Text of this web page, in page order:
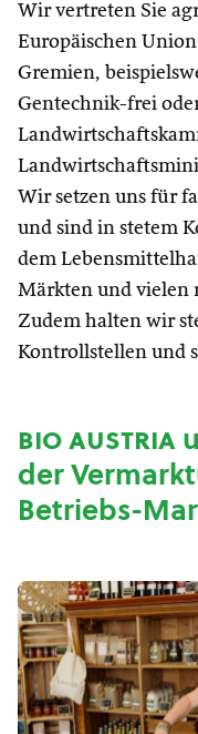
Wir vertreten Sie
Europäischen
Gremien,
Gentechnik-frei
Wir setzen uns für
und sind in stetem
dem
Märkten und vielen
Zudem halten wir
Kontrollstellen und
bio austria
der
Betriebs-